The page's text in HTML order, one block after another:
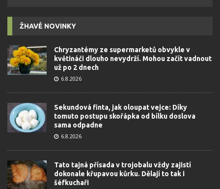
ŽHAVÉ NOVINKY
Chryzantémy ze supermarketů obvykle v
květináči dlouho nevydrží. Mohou začít vadnout
už po 2 dnech
6.8.2026
Sekundová finta, jak oloupat vejce: Díky
tomuto postupu skořápka od bílku doslova
sama odpadne
6.8.2026
Tato tajná přísada v trojobalu vždy zajistí
dokonale křupavou kůrku. Dělají to tak i
šéfkuchaři